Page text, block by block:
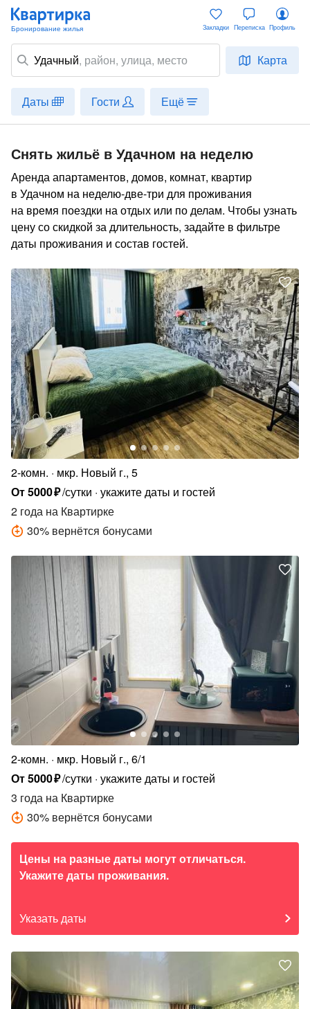
Удачный, район, улица, место Карта
Закладки Переписка Профиль
Даты Гости Ещё
Снять жильё в Удачном на неделю
Аренда апартаментов, домов, комнат, квартир
в Удачном на неделю-две-три для проживания
на время поездки на отдых или по делам. Чтобы узнать
цену со скидкой за длительность, задайте в фильтре
даты проживания и состав гостей.
2-комн.
мкр. Новый г., 5
От5000₽/сутки укажите даты и гостей
2 года на Квартирке
30% вернётся бонусами
2-комн.
мкр. Новый г., 6/1
От5000₽/сутки укажите даты и гостей
3 года на Квартирке
30% вернётся бонусами
Цены на разные даты могут отличаться.
Укажите даты проживания.
Указать даты